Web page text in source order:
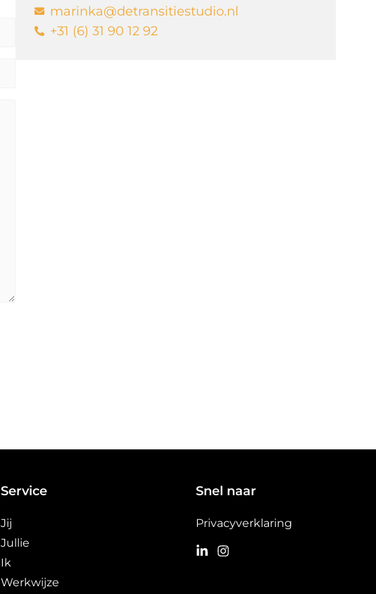
marinka@detransitiestudio.nl
+31 (6) 31 90 12 92
Service
Jij
Jullie
Ik
Werkwijze
Snel naar
Privacyverklaring